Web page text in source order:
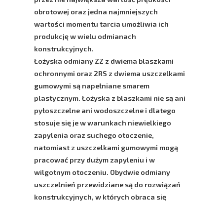
obrotowej oraz jedna najmniejszych
wartości momentu tarcia umożliwia ich
produkcję w wielu odmianach
konstrukcyjnych.
Łożyska odmiany ZZ z dwiema blaszkami
ochronnymi oraz 2RS z dwiema uszczelkami
gumowymi są napełniane smarem
plastycznym. Łożyska z blaszkami nie są ani
pyłoszczelne ani wodoszczelne i dlatego
stosuje się je w warunkach niewielkiego
zapylenia oraz suchego otoczenie,
natomiast z uszczelkami gumowymi mogą
pracować przy dużym zapyleniu i w
wilgotnym otoczeniu. Obydwie odmiany
uszczelnień przewidziane są do rozwiązań
konstrukcyjnych, w których obraca się